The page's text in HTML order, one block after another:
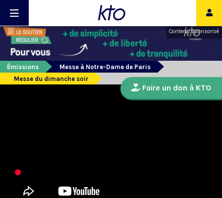
Contenu sponsorisé
Émissions
Messe à Notre-Dame de Paris
Messe du dimanche soir
Faire un don à KTO